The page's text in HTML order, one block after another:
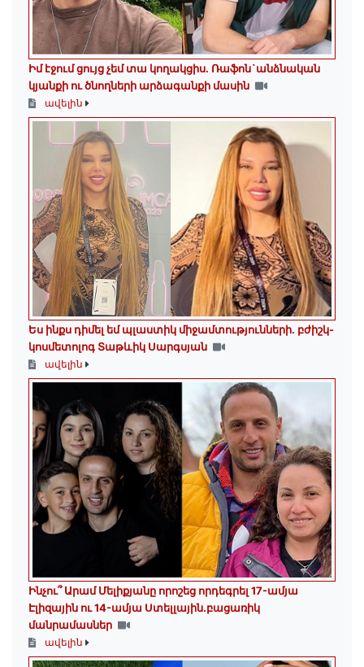
Իմ էջում ցույց չեմ տա կողակցիս. Ռաֆոն`անձնական
կյանքի ու ծնողների արձագանքի մասին
ավելին
Ես ինքս դիմել եմ պլաստիկ միջամտությունների. բժիշկ-
կոսմետոլոգ Տաթևիկ Սարգսյան
ավելին
Ինչու՞ Արամ Մելիքյանը որոշեց որդեգրել 17-ամյա
Էլիզային ու 14-ամյա Ստելլային.բացառիկ
մանրամասներ
ավելին